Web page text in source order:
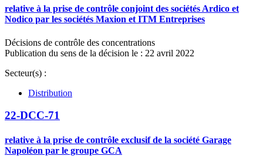
relative à la prise de contrôle conjoint des sociétés Ardico et
Nodico par les sociétés Maxion et ITM Entreprises
Décisions de contrôle des concentrations
Publication du sens de la décision le : 22 avril 2022
Secteur(s) :
Distribution
22-DCC-71
relative à la prise de contrôle exclusif de la société Garage
Napoléon par le groupe GCA